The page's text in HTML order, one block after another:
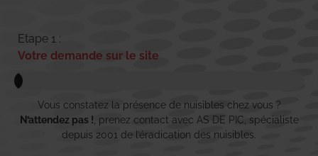
Etape 1 :
Votre demande sur le site
Vous constatez la présence de nuisibles chez vous ?
N’attendez pas ! , prenez contact avec AS DE PIC, spécialiste
depuis 2001 de l’éradication des nuisibles.